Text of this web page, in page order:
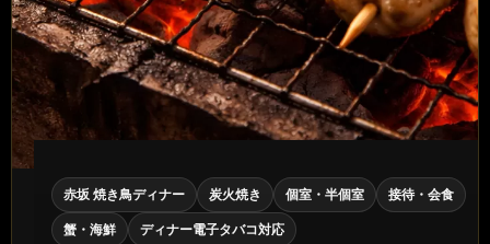
赤坂 焼き鳥ディナー 炭火焼き 個室・半個室 接待・会食
蟹・海鮮 ディナー電子タバコ対応